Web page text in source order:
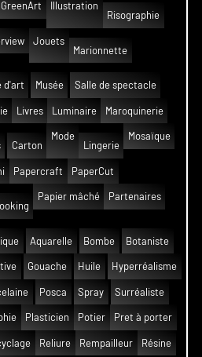
GreenArt
Illustration
Risographie
Jouets
Marionnette
d'art
Musée Salle de spectacle
Livres Luminaire Maroquinerie
Carton
Mode
Lingerie
Mosaïque
Papercraft PaperCut
Papier mâché Partenaires
Aquarelle Bombe Botaniste
Gouache Huile Hyperréalisme
Posca Spray Surréaliste
Plasticien Potier Pret à porter
Reliure Rempailleur Résine